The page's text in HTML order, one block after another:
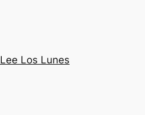
Lee Los Lunes